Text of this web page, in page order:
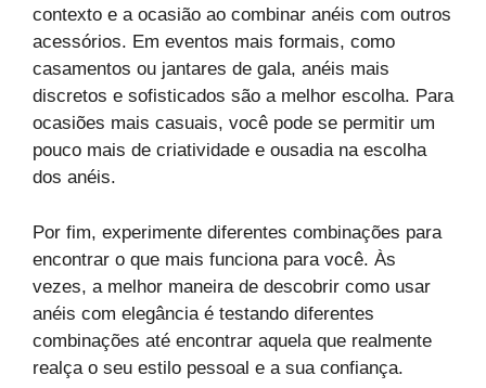
contexto e a ocasião ao combinar anéis com outros
acessórios. Em eventos mais formais, como
casamentos ou jantares de gala, anéis mais
discretos e sofisticados são a melhor escolha. Para
ocasiões mais casuais, você pode se permitir um
pouco mais de criatividade e ousadia na escolha
dos anéis.
Por fim, experimente diferentes combinações para
encontrar o que mais funciona para você. Às
vezes, a melhor maneira de descobrir como usar
anéis com elegância é testando diferentes
combinações até encontrar aquela que realmente
realça o seu estilo pessoal e a sua confiança.